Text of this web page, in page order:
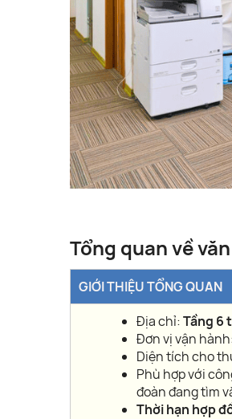
Tổng quan về
GIỚI THIỆU TỔNG QUAN
Địa chỉ:Tầng 6
Đơn vị vận
Diện tích cho
Phù hợp với
đoàn đang tìm
Thời hạn hợp